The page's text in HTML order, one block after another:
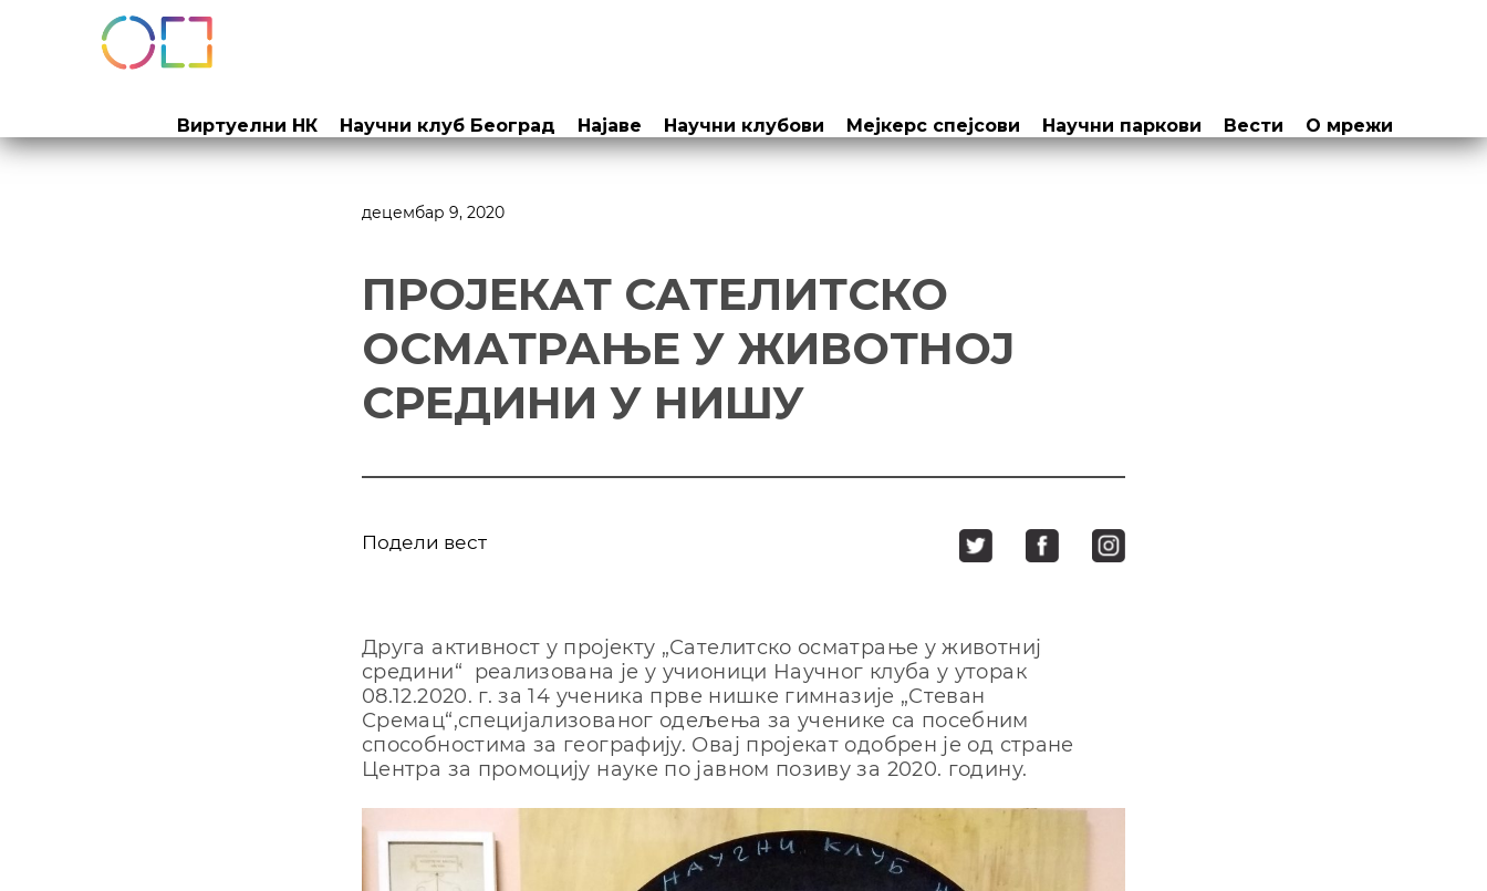
на
садржај
Виртуелни НК Научни клуб Београд Најаве Научни клубови Мејкерс спејсови Научни паркови Вести О мрежи
децембар 9, 2020
ПРОЈЕКАТ САТЕЛИТСКО
ОСМАТРАЊЕ У ЖИВОТНОЈ
СРЕДИНИ У НИШУ
Подели вест
Друга активност у пројекту „Сателитско осматрање у животниј
средини“ реализована је у учионици Научног клуба у уторак
08.12.2020. г. за 14 ученика прве нишке гимназије „Стеван
Сремац“,специјализованог одељења за ученике са посебним
способностима за географију. Овај пројекат одобрен је од стране
Центра за промоцију науке по јавном позиву за 2020. годину.